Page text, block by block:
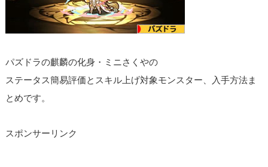
パズドラの麒麟の化身・ミニさくやの
ステータス簡易評価とスキル上げ対象モンスター、入手方法ま
とめです。
スポンサーリンク